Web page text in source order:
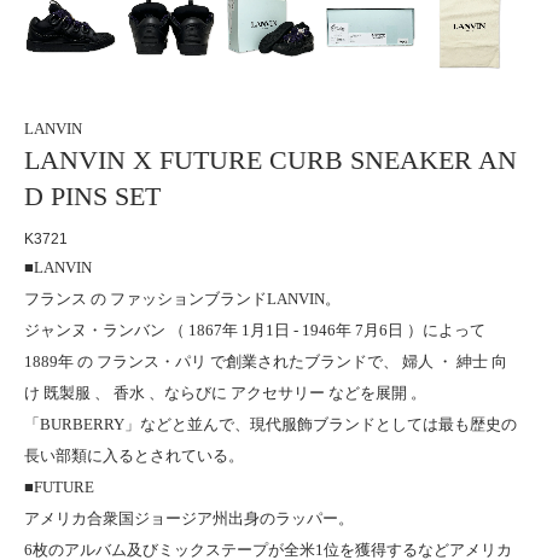
LANVIN
LANVIN X FUTURE CURB SNEAKER AN
D PINS SET
K3721
■LANVIN
フランス の ファッションブランドLANVIN。
ジャンヌ・ランバン （ 1867年 1月1日 - 1946年 7月6日 ）によって
1889年 の フランス・パリ で創業されたブランドで、 婦人 ・ 紳士 向
け 既製服 、 香水 、ならびに アクセサリー などを展開 。
「BURBERRY」などと並んで、現代服飾ブランドとしては最も歴史の
長い部類に入るとされている。
■FUTURE
アメリカ合衆国ジョージア州出身のラッパー。
6枚のアルバム及びミックステープが全米1位を獲得するなどアメリカ